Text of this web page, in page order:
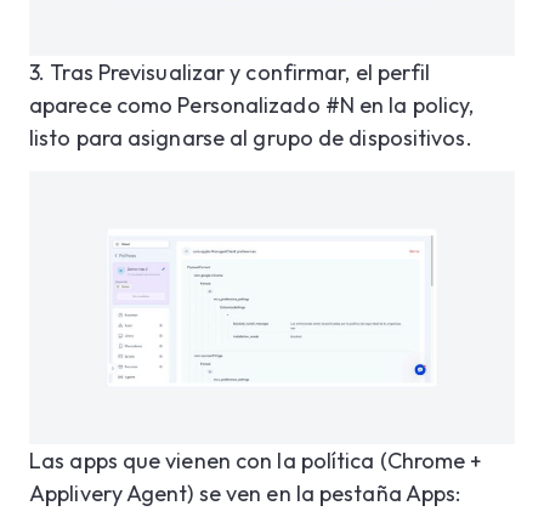
3. Tras Previsualizar y confirmar, el perfil
aparece como Personalizado #N en la policy,
listo para asignarse al grupo de dispositivos.
Las apps que vienen con la política (Chrome +
Applivery Agent) se ven en la pestaña Apps: